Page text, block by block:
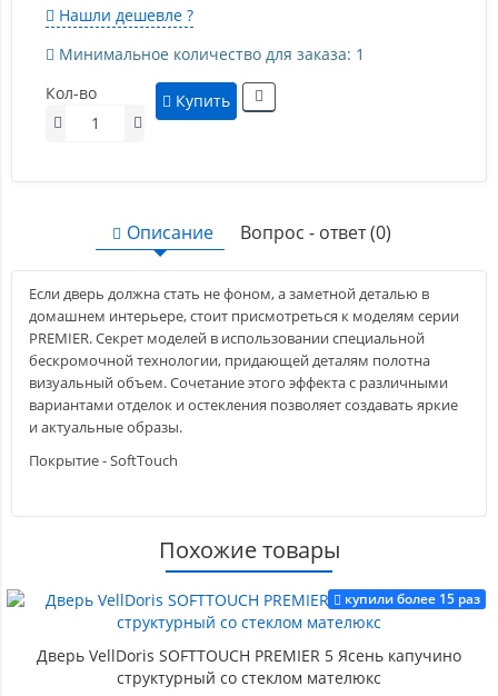
Нашли дешевле ?
Минимальное количество для заказа: 1
Кол-во
Купить
Описание Вопрос - ответ (0)
Если дверь должна стать не фоном, а заметной деталью в
домашнем интерьере, стоит присмотреться к моделям серии
PREMIER. Секрет моделей в использовании специальной
бескромочной технологии, придающей деталям полотна
визуальный объем. Сочетание этого эффекта с различными
вариантами отделок и остекления позволяет создавать яркие
и актуальные образы.
Покрытие - SoftTouch
Похожие товары
купили более 15 раз
Дверь VellDoris SOFTTOUCH PREMIER 5 Ясень капучино
структурный со стеклом мателюкс